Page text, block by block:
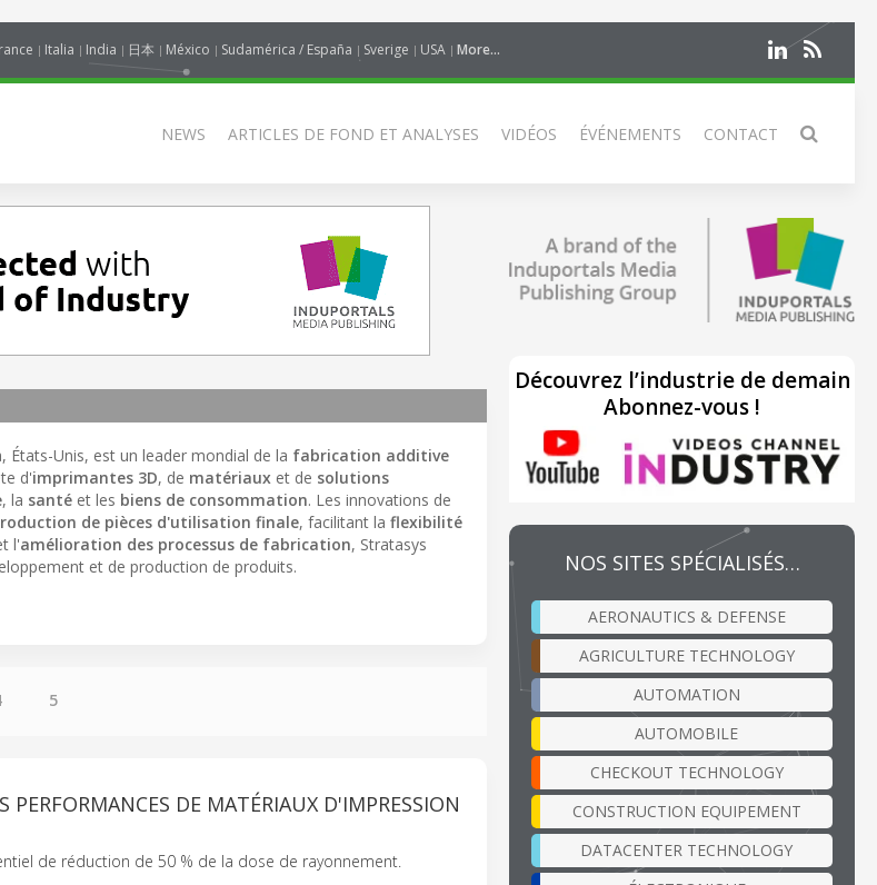
Italia India 日本 México Sudamérica / España Sverige USA More...
NEWS ARTICLES DE FOND ET ANALYSES VIDÉOS ÉVÉNEMENTS CONTACT
Unis, est un leader mondial de la fabrication additive
d'imprimantes 3D, de matériaux et de solutions
, la santé et les biens de consommation. Les innovations de
de pièces d'utilisation finale, facilitant la flexibilité
l'amélioration des processus de fabrication, Stratasys
et de production de produits.
5
PERFORMANCES DE MATÉRIAUX D'IMPRESSION
de réduction de 50 % de la dose de rayonnement.
Découvrez l’industrie de demain
Abonnez-vous !
NOS SITES SPÉCIALISÉS…
AERONAUTICS & DEFENSE
AGRICULTURE TECHNOLOGY
AUTOMATION
AUTOMOBILE
CHECKOUT TECHNOLOGY
CONSTRUCTION EQUIPEMENT
DATACENTER TECHNOLOGY